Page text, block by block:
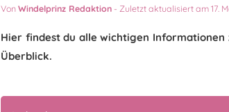
VonWindelprinz Redaktion - Zuletzt aktualisiert am 17.
Hier findest du alle wichtigen
Überblick.